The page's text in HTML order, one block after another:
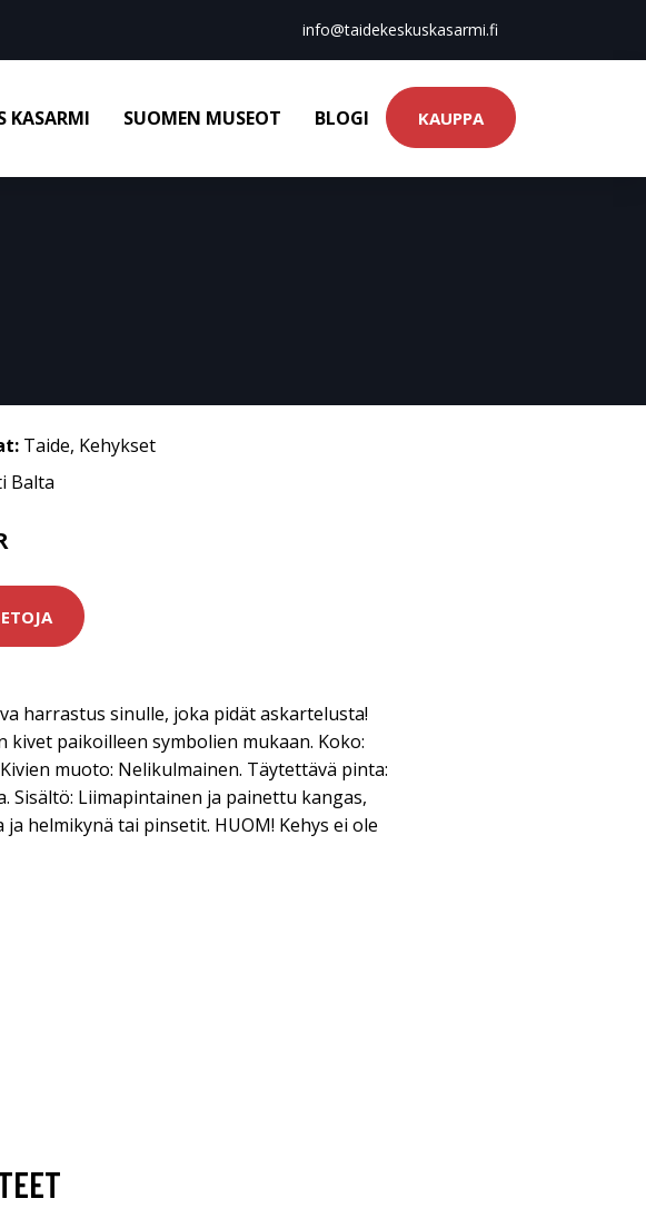
info@taidekeskuskasarmi.fi
KASARMI SUOMEN MUSEOT BLOGI KAUPPA
Taide, Kehykset
Balta
harrastus sinulle, joka pidät askartelusta!
kivet paikoilleen symbolien mukaan. Koko:
Kivien muoto: Nelikulmainen. Täytettävä pinta:
Sisältö: Liimapintainen ja painettu kangas,
ja helmikynä tai pinsetit. HUOM! Kehys ei ole